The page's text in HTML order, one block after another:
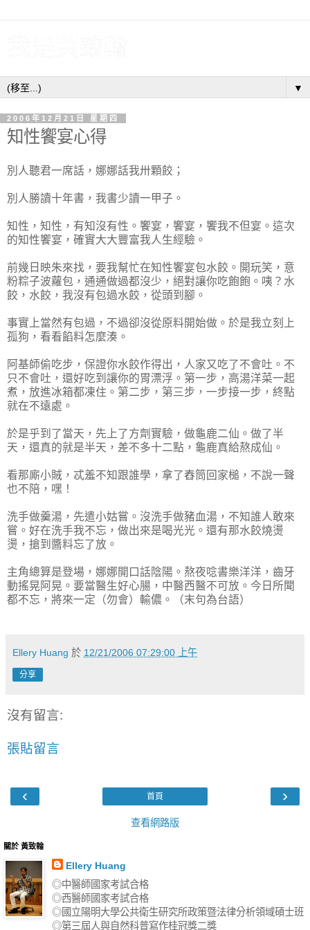
▼
2006年12月21日 星期四
知性饗宴心得
別人聽君一席話，娜娜話我卅顆餃；
別人勝讀十年書，我書少讀一甲子。
知性，知性，有知沒有性。饗宴，饗宴，饗我不但宴。這次
的知性饗宴，確實大大豐富我人生經驗。
前幾日映朱來找，要我幫忙在知性饗宴包水餃。開玩笑，意
粉粽子波蘿包，通通做過都沒少，絕對讓你吃飽飽。咦？水
餃，水餃，我沒有包過水餃，從頭到腳。
事實上當然有包過，不過卻沒從原料開始做。於是我立刻上
孤狗，看看餡料怎麼湊。
阿基師偷吃步，保證你水餃作得出，人家又吃了不會吐。不
只不會吐，還好吃到讓你的胃漂浮。第一步，高湯洋菜一起
煮，放進冰箱都凍住。第二步，第三步，一步接一步，終點
就在不遠處。
於是乎到了當天，先上了方劑實驗，做龜鹿二仙。做了半
天，還真的就是半天，差不多十二點，龜鹿真給熬成仙。
看那廝小賊，忒羞不知跟誰學，拿了舂筒回家槌，不說一聲
也不陪，嘿！
洗手做羹湯，先遣小姑嘗。沒洗手做豬血湯，不知誰人敢來
嘗。好在洗手我不忘，做出來是喝光光。還有那水餃燒燙
燙，搶到醬料忘了放。
主角總算是登場，娜娜開口話陰陽。熬夜唸書樂洋洋，齒牙
動搖晃阿晃。要當醫生好心腸，中醫西醫不可放。今日所聞
都不忘，將來一定（勿會）輸儂。（末句為台語）
Ellery Huang 於 12/21/2006 07:29:00 上午
分享
沒有留言:
張貼留言
‹ ›
首頁
查看網路版
關於 黃致翰
Ellery Huang
◎中醫師國家考試合格
◎西醫師國家考試合格
◎國立陽明大學公共衛生研究所政策暨法律分析領域碩士班
◎第三屆人與自然科普寫作桂冠獎二獎